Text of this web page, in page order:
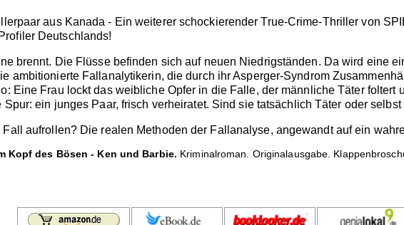
aus Kanada - Ein weiterer schockierender True-Crime-Thriller von
Deutschlands!
brennt. Die Flüsse befinden sich auf neuen Niedrigständen. Da wird eine
ambitionierte Fallanalytikerin, die durch ihr Asperger-Syndrom
Eine Frau lockt das weibliche Opfer in die Falle, der männliche Täter foltert
ein junges Paar, frisch verheiratet. Sind sie tatsächlich Täter oder selbst
aufrollen? Die realen Methoden der Fallanalyse, angewandt auf ein
Kopf des Bösen - Ken und Barbie. Kriminalroman. Originalausgabe.